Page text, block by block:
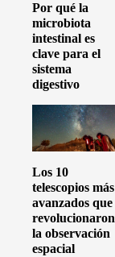
Por qué la
microbiota
intestinal es
clave para el
sistema
digestivo
Los 10
telescopios más
avanzados que
revolucionaron
la observación
espacial